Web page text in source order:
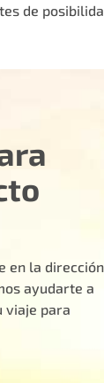
de
en la dirección
ayudarte a
viaje para